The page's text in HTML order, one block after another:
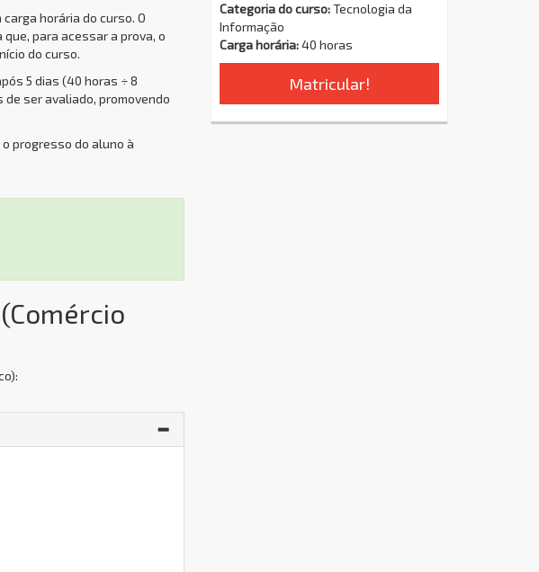
horária do curso. O
para acessar a prova, o
do curso.
5 dias (40 horas ÷ 8
ser avaliado, promovendo
progresso do aluno à
Categoria do curso:Tecnologia da
Informação
Carga horária:40 horas
Matricular!